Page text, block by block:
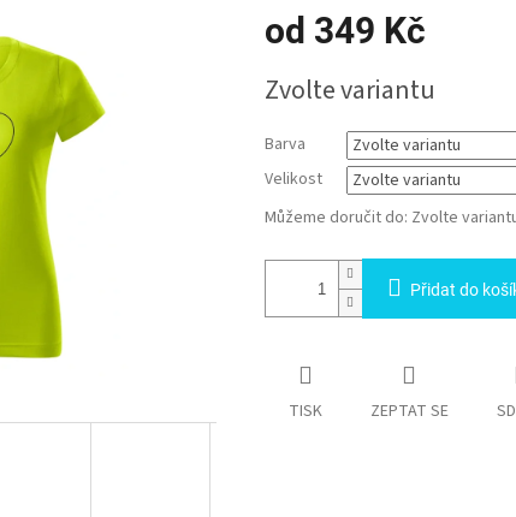
od 349 Kč
cena:
Zvolte variantu
Barva
Velikost
Můžeme doručit do: Zvolte
Přidat do
TISK ZEPTAT SE